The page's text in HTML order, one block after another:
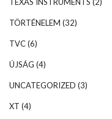
TEXAS INSTRUMENTS (2)
TÖRTÉNELEM (32)
TVC(6)
ÚJSÁG (4)
UNCATEGORIZED (3)
XT (4)